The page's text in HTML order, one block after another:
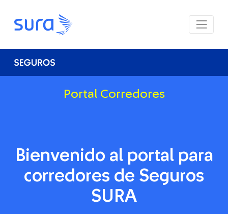
Portal Corredores
Bienvenido al portal para
corredores de Seguros
SURA